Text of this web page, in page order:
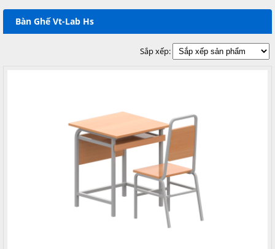
Bàn Ghế Vt-Lab Hs
Sắp xếp: